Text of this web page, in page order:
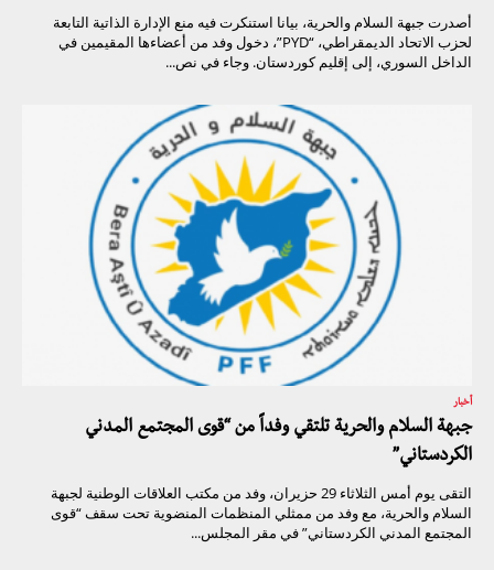
أصدرت جبهة السلام والحرية، بيانا استنكرت فيه منع الإدارة الذاتية التابعة
لحزب الاتحاد الديمقراطي، “PYD”، دخول وفد من أعضاءها المقيمين في
الداخل السوري، إلى إقليم كوردستان. وجاء في نص...
أخبار
جبهة السلام والحرية تلتقي وفداً من “قوى المجتمع المدني
الكردستاني”
التقى يوم أمس الثلاثاء 29 حزيران، وفد من مكتب العلاقات الوطنية لجبهة
السلام والحرية، مع وفد من ممثلي المنظمات المنضوية تحت سقف “قوى
المجتمع المدني الكردستاني” في مقر المجلس...